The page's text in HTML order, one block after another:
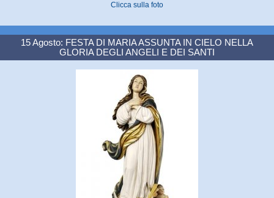
Clicca sulla foto
15 Agosto: FESTA DI MARIA ASSUNTA IN CIELO NELLA
GLORIA DEGLI ANGELI E DEI SANTI